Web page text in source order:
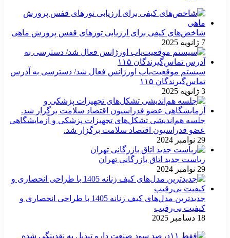
شاخص‌های کیفی برای ارزیابی تورهای قفس پرورش ماهی
7 ژانویه 2025
سیستم موقعیت‌یاب اورژانس فعال شد/ دسترسی به آدرس
تماس‌گیرندگان ۱۱۵
3 ژانویه 2025
جلسه هم‌اندیشی تشکل‌های تجهیزات پزشکی و آزمایشگاهی
عضو فدراسیون اقتصاد سلامت برگزار شد.
29 نوامبر 2024
ریاست جدید اتاق بازرگانی تهران
29 نوامبر 2024
جدیدترین مدل‌های کیف زنانه 1405 با طراحی انحصاری و
کیفیت بی‌رقیب
18 دسامبر 2025